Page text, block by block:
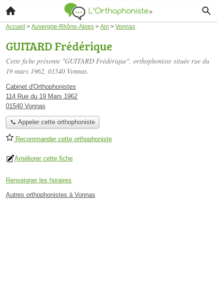
Accueil > Auvergne-Rhône-Alpes > Ain > Vonnas
GUITARD Frédérique
Cette fiche présente "GUITARD Frédérique", orthophoniste située rue du
19 mars 1962, 01540 Vonnas.
Cabinet d'Orthophonistes
114 Rue du 19 Mars 1962
01540 Vonnas
📞 Appeler cette orthophoniste
Recommander cette orthophoniste
Améliorer cette fiche
Renseigner les horaires
Autres orthophonistes à Vonnas